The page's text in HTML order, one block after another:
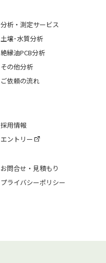
分析・測定サービス
土壌･水質分析
絶縁油PCB分析
その他分析
ご依頼の流れ
採用情報
エントリー
お問合せ・見積もり
プライバシーポリシー